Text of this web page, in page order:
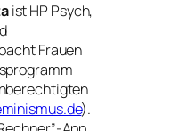
ist HP Psych,
Frauen
).